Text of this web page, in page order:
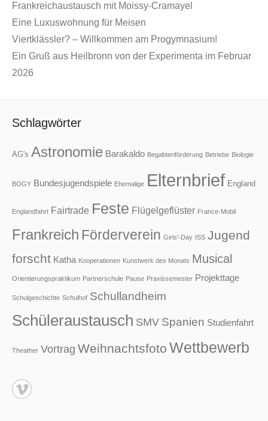
Frankreichaustausch mit Moissy-Cramayel
Eine Luxuswohnung für Meisen
Viertklässler? – Willkommen am Progymnasium!
Ein Gruß aus Heilbronn von der Experimenta im Februar
2026
Schlagwörter
AG's Astronomie Barakaldo Begabtenförderung Betriebe Biologie
BOGY Bundesjugendspiele Ehemalige Elternbrief England
Englandfahrt Fairtrade Feste Flügelgeflüster France-Mobil
Frankreich Förderverein Girls'-Day ISS Jugend
forscht Katha Kooperationen Kunstwerk des Monats Musical
Orientierungspraktikum Partnerschule Pause Praxissemester Projekttage
Schulgeschichte Schulhof Schullandheim
Schüleraustausch SMV Spanien Studienfahrt
Theather Vortrag Weihnachtsfoto Wettbewerb